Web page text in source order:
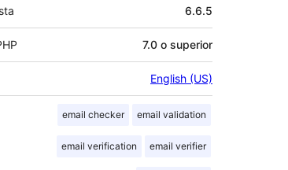
6.6.5
7.0 o superior
English (US)
email checker email validation
email verification email verifier